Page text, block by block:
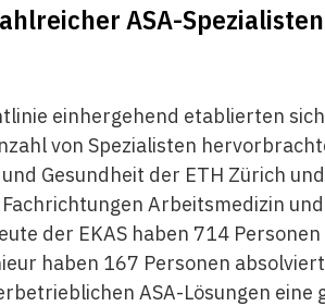
ASA-Spezialisten
einhergehend etablierten
von Spezialisten
Gesundheit der ETH Zürich
Arbeitsmedizin
der EKAS haben 714
haben 167 Personen
ASA-Lösungen